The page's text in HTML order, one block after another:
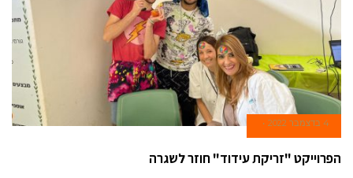
4 בדצמבר 2022
הפרוייקט "זריקת עידוד" חוזר לשגרה